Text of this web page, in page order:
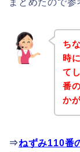
ち
時
て
番
か
⇒ねずみ110番